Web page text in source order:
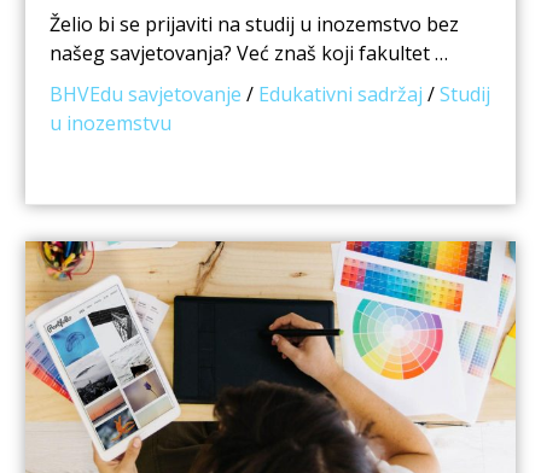
Želio bi se prijaviti na studij u inozemstvo bez
našeg savjetovanja? Već znaš koji fakultet …
BHVEdu savjetovanje / Edukativni sadržaj /Studij
u inozemstvu